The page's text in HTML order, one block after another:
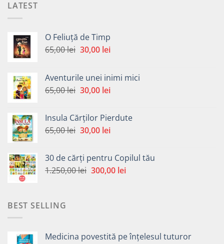
LATEST
O Feliuță de Timp
65,00lei Prețul
fost:
65,00 lei.
30,00 leiPrețul
30,00 lei.
Aventurile unei inimi mici
65,00lei Prețul
fost:
65,00 lei.
30,00 leiPrețul
30,00 lei.
Insula Cărților Pierdute
65,00lei Prețul
fost:
65,00 lei.
30,00 leiPrețul
30,00 lei.
30 de cărți pentru Copilul tău
1.250,00lei Prețul
300,00 leiPrețul
BEST SELLING
Medicina povestită pe înțelesul tuturor